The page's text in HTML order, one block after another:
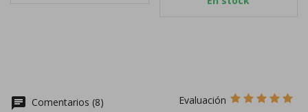
chat Comentarios (8) Evaluación